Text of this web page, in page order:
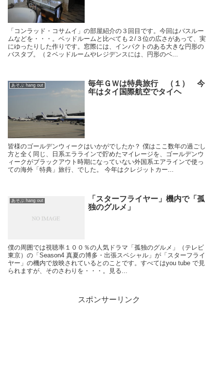
「コンラッド・コサムイ」の部屋紹介の３回目です。今回はバスルー
ムなどを・・・。ベッドルームと比べても２/３位の広さがあって、実
にゆったりした作りです。窓際には、インパクトのある大きな円形の
バスタブ。（２ベッドルームやレジデンスには、円形のベ...
あそぶ hang out
毎年ＧＷは特典旅行 （１） 今
年はタイ国際航空でタイヘ
皆様のゴールデンウィークはいかがでしたか？ 僕はここ数年の過ごし
方と全く同じ、日系エララインで貯めたマイレージを、ゴールデンウ
ィークがブラックアウト時期になっていない外国系エアラインで使っ
ての海外「特典」旅行、でした。 今年はクレジットカー...
あそぶ hang out
「スターフライヤー」機内で「孤
独のグルメ」
僕の周囲では視聴率１００％の人気ドラマ「孤独のグルメ」（テレビ
東京）の「Season4 真夏の博多・出張スペシャル」が「スターフライ
ヤー」の機内で放映されているとのことです。すべてはyou tube で見
られますが、そのさわりを・・・。見る...
スポンサーリンク